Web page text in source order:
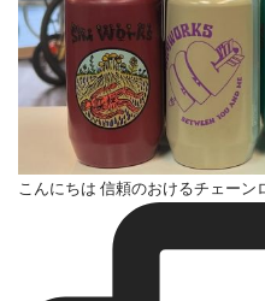
こんにちは 信頼のおけるチェーン